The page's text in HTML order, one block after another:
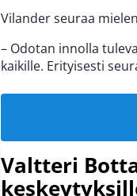
Vilander seuraa
– Odotan innolla
kaikille. Erityisesti
Valtteri